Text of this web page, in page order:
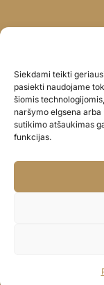
Siekdami teikti
pasiekti naudojame
šiomis
naršymo elgsena
sutikimo atšaukimas
funkcijas.
Didmena
Darbų portfolio
Privatumo politika
Parduotuvės politika